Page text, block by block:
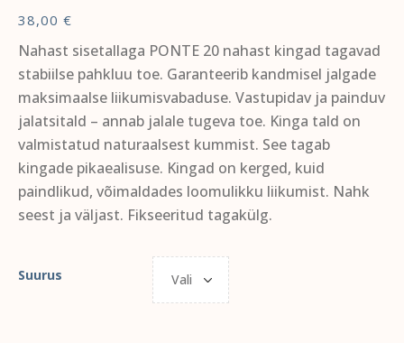
38,00 €
Nahast sisetallaga PONTE 20 nahast kingad tagavad
stabiilse pahkluu toe. Garanteerib kandmisel jalgade
maksimaalse liikumisvabaduse. Vastupidav ja painduv
jalatsitald – annab jalale tugeva toe. Kinga tald on
valmistatud naturaalsest kummist. See tagab
kingade pikaealisuse. Kingad on kerged, kuid
paindlikud, võimaldades loomulikku liikumist. Nahk
seest ja väljast. Fikseeritud tagakülg.
Suurus